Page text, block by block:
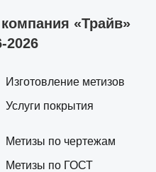
«Трайв»
2026
Изготовление метизов
Услуги покрытия
Метизы по чертежам
Метизы по ГОСТ